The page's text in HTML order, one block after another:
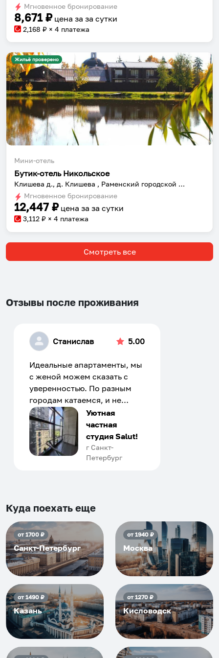
dates.
dates.
Мгновенное бронирование
8,671₽ цена за за сутки
2,168 ₽ × 4 платежа
Жильё проверено
Мини-отель
Бутик-отель Никольское
Клишева д., д. Клишева , Раменский городской округ , ул. Школьная, д. 50
Мгновенное бронирование
12,447 ₽ цена за за сутки
3,112 ₽ × 4 платежа
Смотреть все
Отзывы после проживания
Станислав 5.00
Идеальные апартаменты, мы
с женой можем сказать с
уверенностью. По разным
городам катаемся, и не
только в России. Сервис на
отличном уровне. Хозяин
апартаментов доброй души
человек, всегда можно
договориться, подскажет
приезжать еще...
Уютная
частная
студия Salut!
г Санкт-
Петербург
Куда поехать еще
от1700₽
Санкт-Петербург
от1940₽
Москва
от1490₽
Казань
от1270₽
Кисловодск